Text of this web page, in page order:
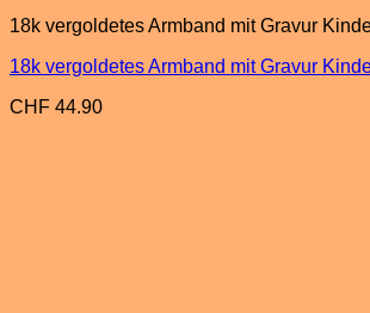
18k vergoldetes Armband mit Gravur
18k vergoldetes Armband mit Gravur
CHF 44.90